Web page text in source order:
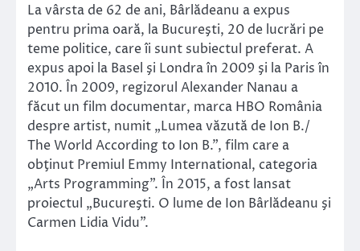
La vârsta de 62 de ani, Bârlădeanu a expus
pentru prima oară, la Bucureşti, 20 de lucrări pe
teme politice, care îi sunt subiectul preferat. A
expus apoi la Basel şi Londra în 2009 şi la Paris în
2010. În 2009, regizorul Alexander Nanau a
făcut un film documentar, marca HBO România
despre artist, numit „Lumea văzută de Ion B./
The World According to Ion B.”, film care a
obţinut Premiul Emmy International, categoria
„Arts Programming”. În 2015, a fost lansat
proiectul „Bucureşti. O lume de Ion Bârlădeanu şi
Carmen Lidia Vidu”.